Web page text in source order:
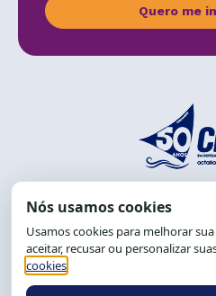
Quero me
End.: R. da
CEP:
Salvador-
Tel.: (71) 2104-5457, Cel.:
Expediente: 8h às